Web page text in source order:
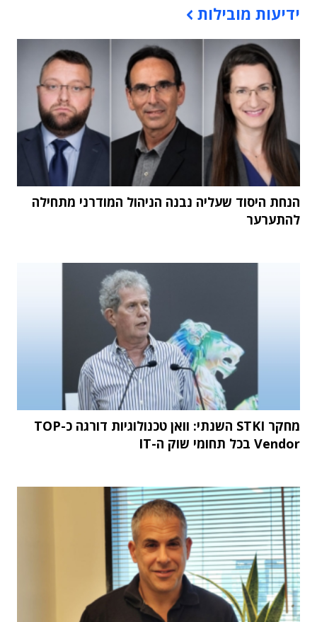
ידיעות מובילות
הנחת היסוד שעליה נבנה הניהול המודרני מתחילה
להתערער
מחקר STKI השנתי: וואן טכנולוגיות דורגה כ-TOP
Vendor בכל תחומי שוק ה-IT